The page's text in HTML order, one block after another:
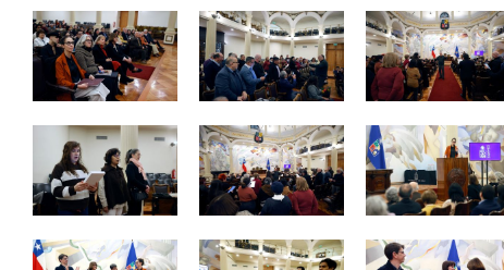
Zoom Zoom Zoom
Zoom Zoom Zoom
Zoom Zoom Zoom